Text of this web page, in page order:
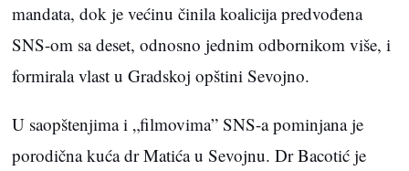
mandata, dok je većinu činila koalicija predvođena
SNS-om sa deset, odnosno jednim odbornikom više, i
formirala vlast u Gradskoj opštini Sevojno.
U saopštenjima i „filmovima” SNS-a pominjana je
porodična kuća dr Matića u Sevojnu. Dr Bacotić je